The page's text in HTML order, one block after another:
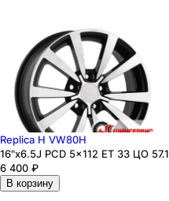
Replica H VW80H
16"x6.5J PCD 5x112 ЕТ 33 ЦО 57.1
6 400 ₽
В корзину